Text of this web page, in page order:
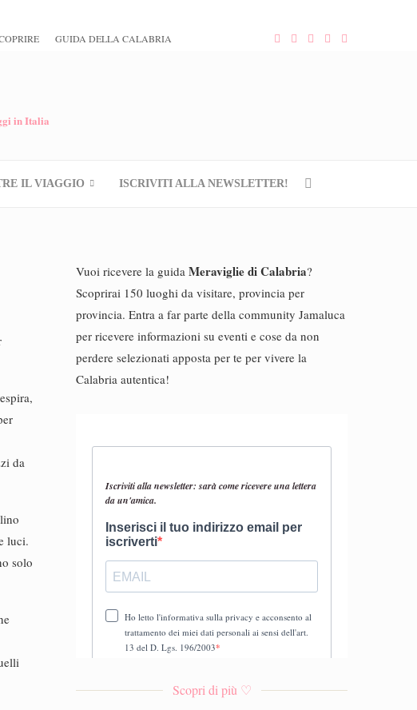
GUIDA DELLA CALABRIA
in Italia
IL VIAGGIO ISCRIVITI ALLA NEWSLETTER!
da
luci.
solo
Vuoi ricevere la guida Meraviglie di Calabria?
Scoprirai 150 luoghi da visitare, provincia per
provincia. Entra a far parte della community Jamaluca
per ricevere informazioni su eventi e cose da non
perdere selezionati apposta per te per vivere la
Calabria autentica!
Scopri di più ♡